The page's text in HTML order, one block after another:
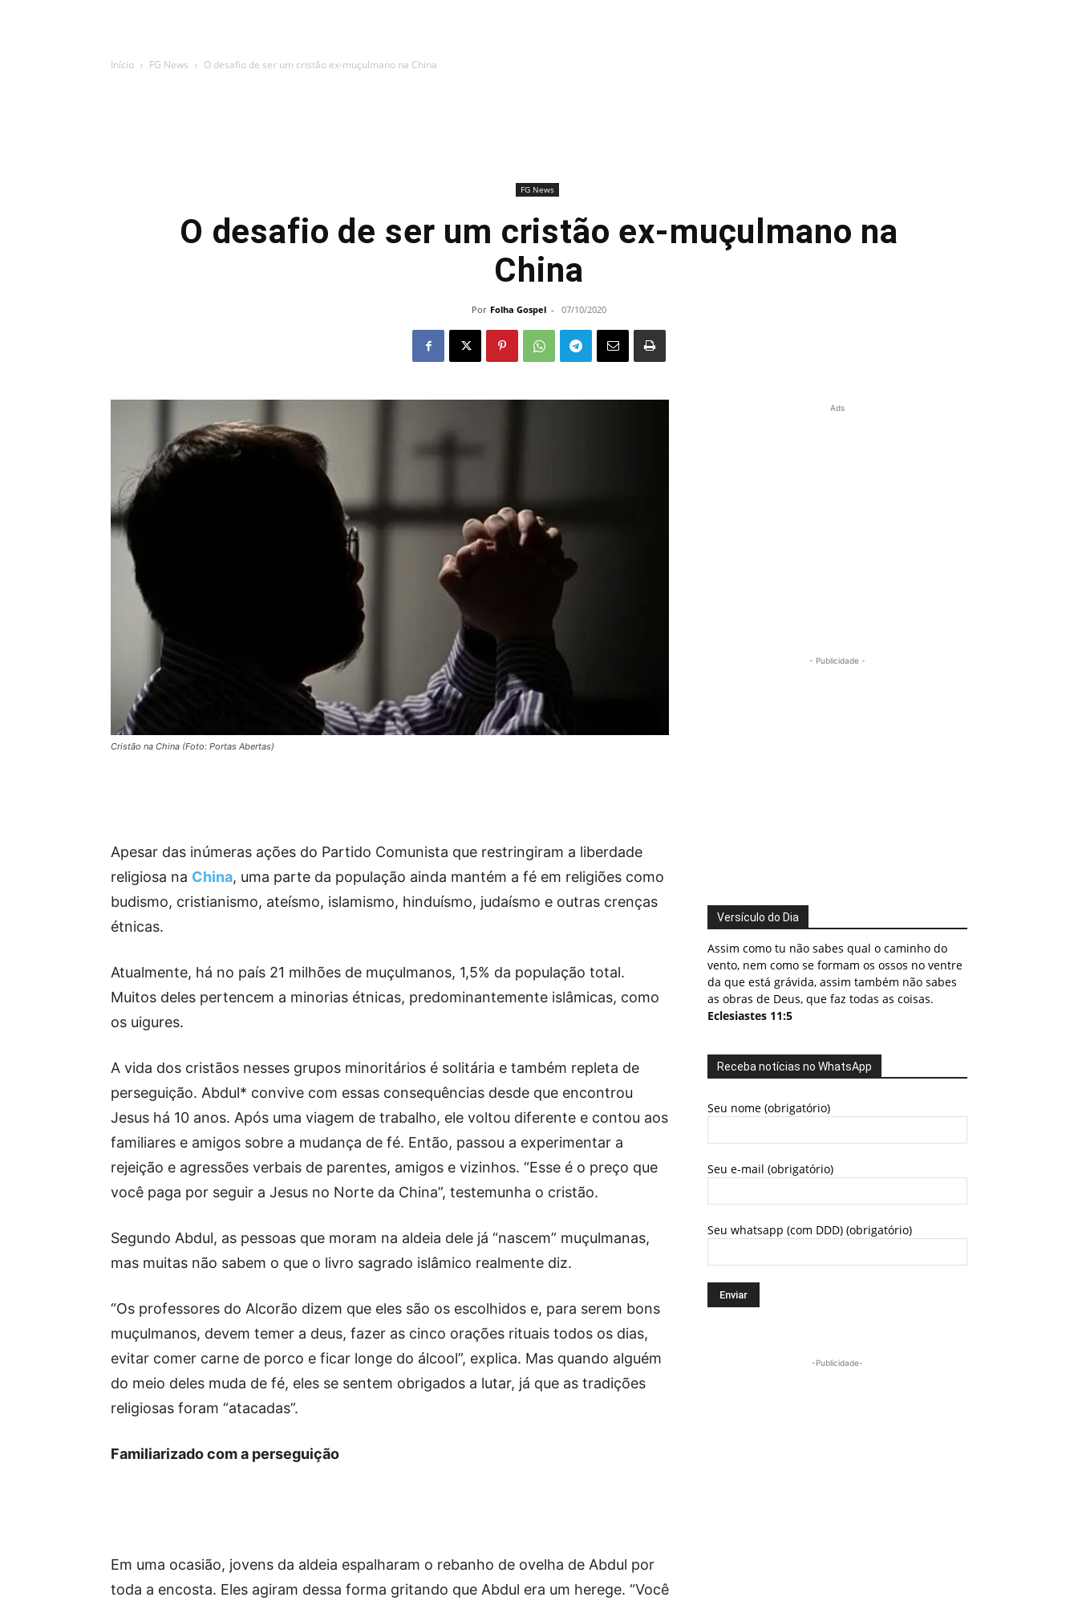
Início FG News O desafio de ser um cristão ex-muçulmano na China
FG News
O desafio de ser um cristão ex-muçulmano na
China
Por Folha Gospel - 07/10/2020
Cristão na China (Foto: Portas Abertas)
Apesar das inúmeras ações do Partido Comunista que restringiram a liberdade
religiosa na China, uma parte da população ainda mantém a fé em religiões como
budismo, cristianismo, ateísmo, islamismo, hinduísmo, judaísmo e outras crenças
étnicas.
Atualmente, há no país 21 milhões de muçulmanos, 1,5% da população total.
Muitos deles pertencem a minorias étnicas, predominantemente islâmicas, como
os uigures.
A vida dos cristãos nesses grupos minoritários é solitária e também repleta de
perseguição. Abdul* convive com essas consequências desde que encontrou
Jesus há 10 anos. Após uma viagem de trabalho, ele voltou diferente e contou aos
familiares e amigos sobre a mudança de fé. Então, passou a experimentar a
rejeição e agressões verbais de parentes, amigos e vizinhos. “Esse é o preço que
você paga por seguir a Jesus no Norte da China”, testemunha o cristão.
Segundo Abdul, as pessoas que moram na aldeia dele já “nascem” muçulmanas,
mas muitas não sabem o que o livro sagrado islâmico realmente diz.
“Os professores do Alcorão dizem que eles são os escolhidos e, para serem bons
muçulmanos, devem temer a deus, fazer as cinco orações rituais todos os dias,
evitar comer carne de porco e ficar longe do álcool”, explica. Mas quando alguém
do meio deles muda de fé, eles se sentem obrigados a lutar, já que as tradições
religiosas foram “atacadas”.
Familiarizado com a perseguição
Em uma ocasião, jovens da aldeia espalharam o rebanho de ovelha de Abdul por
toda a encosta. Eles agiram dessa forma gritando que Abdul era um herege. “Você
Ads
- Publicidade -
Versículo do Dia
Assim como tu não sabes qual o caminho do
vento, nem como se formam os ossos no ventre
da que está grávida, assim também não sabes
as obras de Deus, que faz todas as coisas.
Eclesiastes 11:5
Receba notícias no WhatsApp
Seu nome (obrigatório)
Seu e-mail (obrigatório)
Seu whatsapp (com DDD) (obrigatório)
-Publicidade-